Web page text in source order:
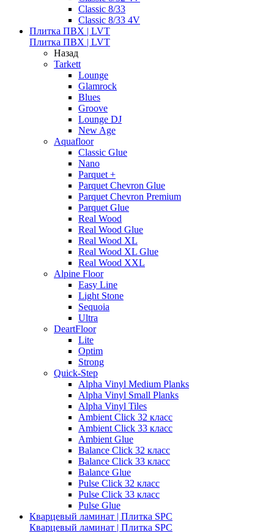
Classic 8/33
Classic 8/33 4V
Плитка ПВХ | LVT
Плитка ПВХ | LVT
Назад
Tarkett
Lounge
Glamrock
Blues
Groove
Lounge DJ
New Age
Aquafloor
Classic Glue
Nano
Parquet +
Parquet Chevron Glue
Parquet Chevron Premium
Parquet Glue
Real Wood
Real Wood Glue
Real Wood XL
Real Wood XL Glue
Real Wood XXL
Alpine Floor
Easy Line
Light Stone
Sequoia
Ultra
DeartFloor
Lite
Optim
Strong
Quick-Step
Alpha Vinyl Medium Planks
Alpha Vinyl Small Planks
Alpha Vinyl Tiles
Ambient Click 32 класс
Ambient Click 33 класс
Ambient Glue
Balance Click 32 класс
Balance Click 33 класс
Balance Glue
Pulse Click 32 класс
Pulse Click 33 класс
Pulse Glue
Кварцевый ламинат | Плитка SPC
Кварцевый ламинат | Плитка SPC